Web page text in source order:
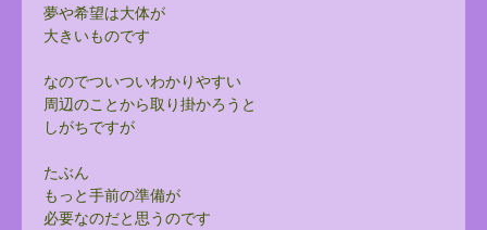
夢や希望は大体が
大きいものです
なのでついついわかりやすい
周辺のことから取り掛かろうと
しがちですが
たぶん
もっと手前の準備が
必要なのだと思うのです